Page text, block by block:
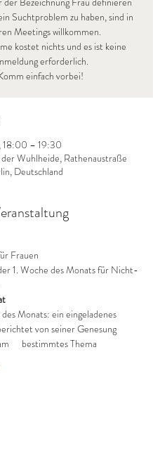
Suchtproblem zu haben, sind in
Meetings willkommen.
kostet nichts und es ist keine
erforderlich.
einfach vorbei!
18:00 – 19:30
Wuhlheide, Rathenaustraße
Deutschland
Frauen
1. Woche des Monats für Nicht-
Monats: ein eingeladenes
von seiner Genesung
bestimmtes Thema